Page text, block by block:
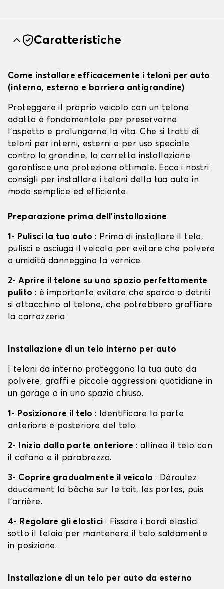
Caratteristiche
Come installare efficacemente i teloni per auto
(interno, esterno e barriera antigrandine)
Proteggere il proprio veicolo con un telone
adatto è fondamentale per preservarne
l'aspetto e prolungarne la vita. Che si tratti di
teloni per interni, esterni o per uso speciale
contro la grandine, la corretta installazione
garantisce una protezione ottimale. Ecco i nostri
consigli per installare i teloni della tua auto in
modo semplice ed efficiente.
Preparazione prima dell'installazione
1- Pulisci la tua auto: Prima di installare il telo,
pulisci e asciuga il veicolo per evitare che polvere
o umidità danneggino la vernice.
2- Aprire il telone su uno spazio perfettamente
pulito : è importante evitare che sporco o detriti
si attacchino al telone, che potrebbero graffiare
la carrozzeria
Installazione di un telo interno per auto
I teloni da interno proteggono la tua auto da
polvere, graffi e piccole aggressioni quotidiane in
un garage o in uno spazio chiuso.
1- Posizionare il telo: Identificare la parte
anteriore e posteriore del telo.
2- Inizia dalla parte anteriore : allinea il telo con
il cofano e il parabrezza.
3- Coprire gradualmente il veicolo : Déroulez
doucement la bâche sur le toit, les portes, puis
l'arrière.
4- Regolare gli elastici : Fissare i bordi elastici
sotto il telaio per mantenere il telo saldamente
in posizione.
Installazione di un telo per auto da esterno